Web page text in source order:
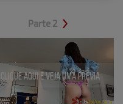
Parte 2
Clique aqui e veja uma prévia